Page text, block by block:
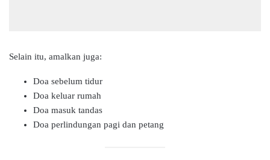
Selain itu, amalkan juga:
Doa sebelum tidur
Doa keluar rumah
Doa masuk tandas
Doa perlindungan pagi dan petang